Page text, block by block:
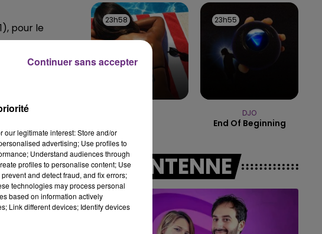
LA RADIO POP
pour le
23h58
23h58 23h55
23h55
DJO
End Of Beginning
A L'ANTENNE
legitimate interest: Store and/or
advertising; Use profiles to
Understand audiences through
profiles to personalise content; Use
and detect fraud, and fix errors;
technologies may process personal
based on information actively
Link different devices; Identify devices
Continuer sans accepter